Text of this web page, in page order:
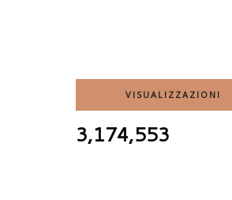
VISUALIZZAZIONI
3,174,553